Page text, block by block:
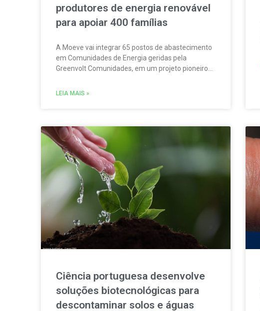
produtores de energia renovável
para apoiar 400 famílias
A Moeve vai integrar 65 postos de abastecimento
em Comunidades de Energia geridas pela
Greenvolt Comunidades, em um projeto pioneiro
consumir e partilhar energia renovável localmente.
LEIA MAIS »
Ciência portuguesa desenvolve
soluções biotecnológicas para
descontaminar solos e águas